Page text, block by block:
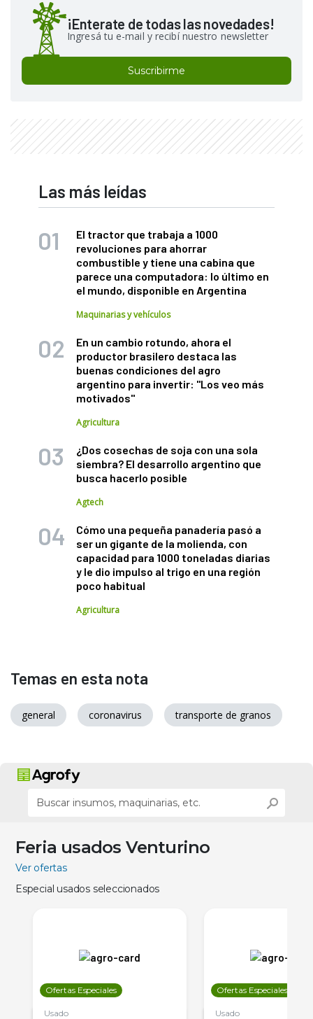
¡Enterate de todas las novedades!
Ingresá tu e-mail y recibí nuestro newsletter
Suscribirme
Las más leídas
El tractor que trabaja a 1000
revoluciones para ahorrar
combustible y tiene una cabina que
parece una computadora: lo último en
el mundo, disponible en Argentina
Maquinarias y vehículos
En un cambio rotundo, ahora el
productor brasilero destaca las
buenas condiciones del agro
argentino para invertir: "Los veo más
motivados"
Agricultura
¿Dos cosechas de soja con una sola
siembra? El desarrollo argentino que
busca hacerlo posible
Agtech
Cómo una pequeña panadería pasó a
ser un gigante de la molienda, con
capacidad para 1000 toneladas diarias
y le dio impulso al trigo en una región
poco habitual
Agricultura
Temas en esta nota
general coronavirus transporte de granos
Feria usados Venturino
Ver ofertas
Especial usados seleccionados
Ofertas Especiales
Usado
Ofertas Especiales
Usado